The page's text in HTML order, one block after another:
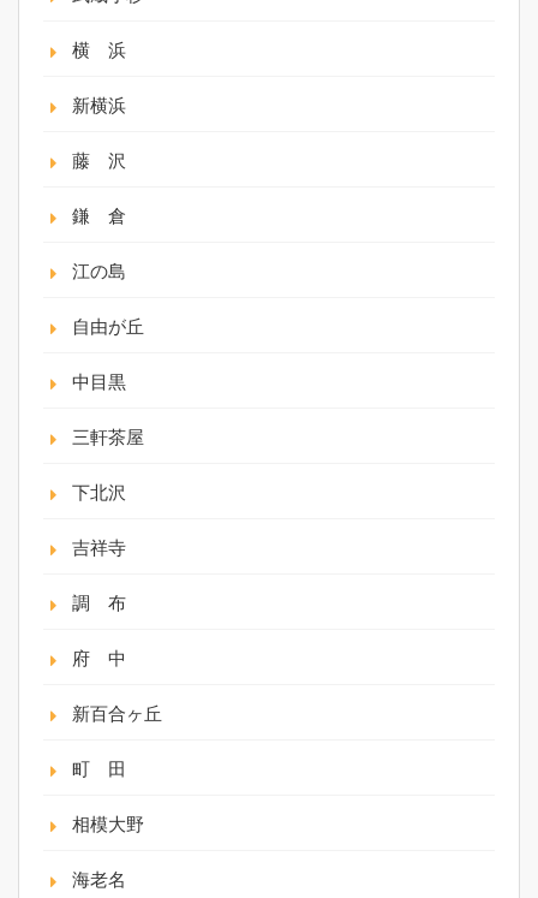
横 浜
新横浜
藤 沢
鎌 倉
江の島
自由が丘
中目黒
三軒茶屋
下北沢
吉祥寺
調 布
府 中
新百合ヶ丘
町 田
相模大野
海老名